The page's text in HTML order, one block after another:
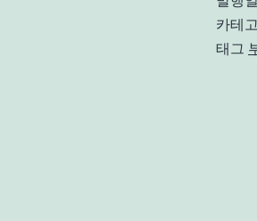
카테
태그